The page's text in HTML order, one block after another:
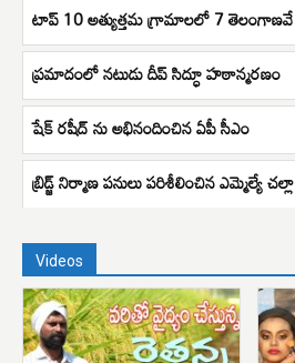
టాప్ 10 అత్యుత్తమ గ్రామాలలో 7 తెలంగాణవే
ప్రమాదంలో నటుడు దీప్ సిద్ధూ హఠాన్మరణం
షేక్‌ రషీద్‌ ను అభినందించిన ఏపీ సీఎం
బ్రిడ్జ్ నిర్మాణ పనులు పరిశీలించిన ఎమ్మెల్యే చల్లా
Videos